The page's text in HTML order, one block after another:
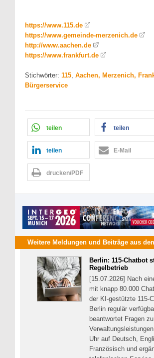
https://www.115.de
https://www.gemeinde-merzenich.de
http://www.aachen.de
https://www.frankfurt.de
Stichwörter: 115 Aachen, Merzenich,
Bürgerservice
teilen teilen
teilen E-Mail
drucken/PDF
Weitere Meldungen und Beiträge aus
Berlin: 115-Chatbot
Regelbetrieb
[15.07.2026] Nach
mit knapp 80.000
der KI-gestützte 115-
Berlin regulär
beantwortet Fragen zu
Uhr auf Deutsch,
Französisch und